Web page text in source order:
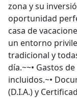
zona y su
oportunidad
casa de
un entorno
tradicional y
día.~~• Gastos
incluidos.~•
(D.I.A.) y